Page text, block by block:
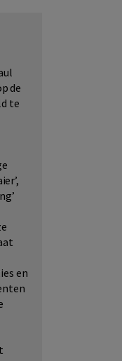
de
te
en